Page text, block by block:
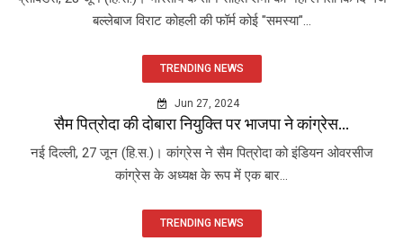
बल्लेबाज विराट कोहली की फॉर्म कोई "समस्या"...
TRENDING NEWS
Jun 27, 2024
सैम पित्रोदा की दोबारा नियुक्ति पर भाजपा ने कांग्रेस...
नई दिल्ली, 27 जून (हि.स.)। कांग्रेस ने सैम पित्रोदा को इंडियन ओवरसीज
कांग्रेस के अध्यक्ष के रूप में एक बार...
TRENDING NEWS